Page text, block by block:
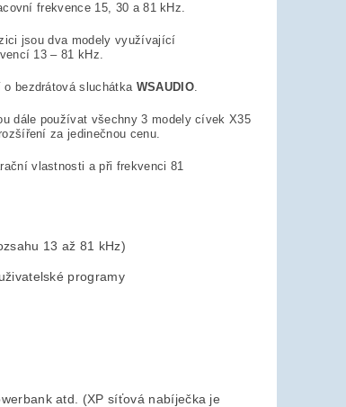
frekvence 15, 30 a 81 kHz.
jsou dva modely využívající
13 – 81 kHz.
bezdrátová sluchátka WSAUDIO.
dále používat všechny 3 modely cívek X35
za jedinečnou cenu.
vlastnosti a při frekvenci 81
13 až 81 kHz)
programy
atd. (XP síťová nabíječka je